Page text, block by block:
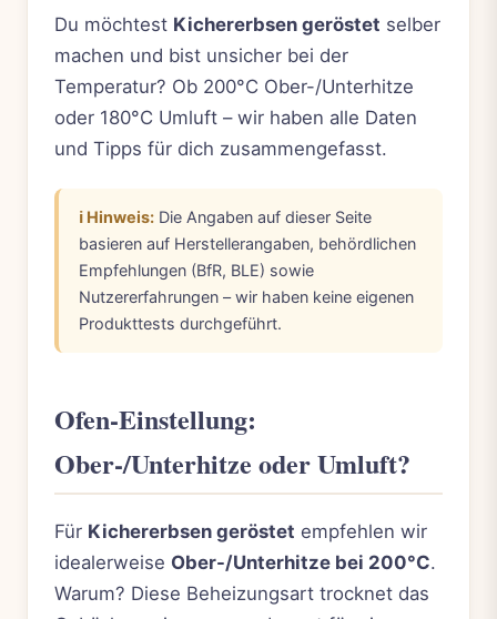
Du möchtest Kichererbsen geröstet selber
machen und bist unsicher bei der
Temperatur? Ob 200°C Ober-/Unterhitze
oder 180°C Umluft – wir haben alle Daten
und Tipps für dich zusammengefasst.
ℹ️ Hinweis:Die Angaben auf dieser Seite
basieren auf Herstellerangaben, behördlichen
Empfehlungen (BfR, BLE) sowie
Nutzererfahrungen – wir haben keine eigenen
Produkttests durchgeführt.
Ofen-Einstellung:
Ober-/Unterhitze oder Umluft?
Für Kichererbsen geröstet empfehlen wir
idealerweise Ober-/Unterhitze bei 200°C.
Warum? Diese Beheizungsart trocknet das